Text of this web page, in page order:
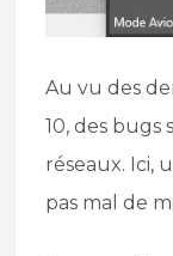
Au vu des
10, des bugs
réseaux. Ici,
pas mal de